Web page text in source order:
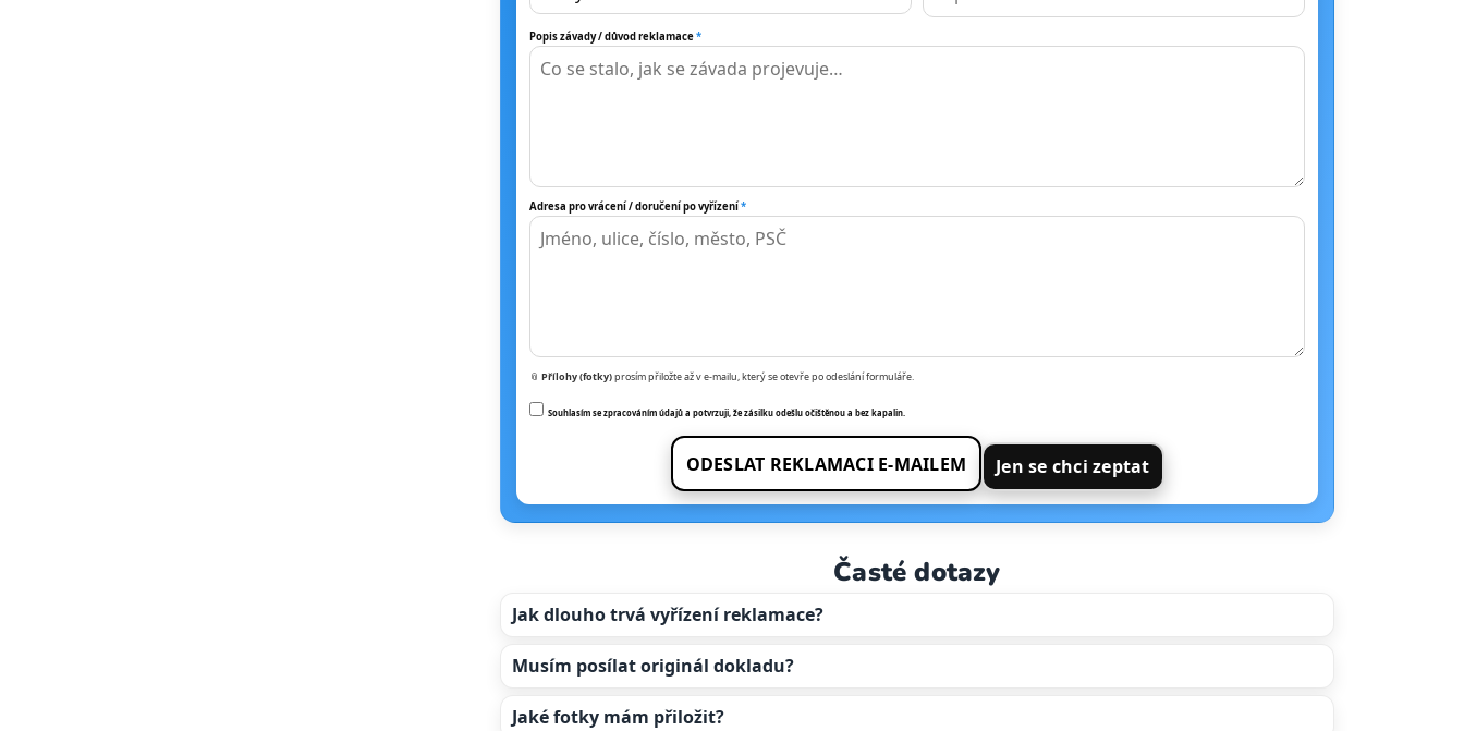
Popis závady / důvod reklamace*
Adresa pro vrácení / doručení po vyřízení*
📎 Přílohy (fotky)prosím přiložte až v e-mailu, který se otevře po odeslání formuláře.
Souhlasím se zpracováním údajů a potvrzuji, že zásilku odešlu očištěnou a bez kapalin.
ODESLAT REKLAMACI E-MAILEM Jen se chci zeptat
Časté dotazy
Jak dlouho trvá vyřízení reklamace?
Musím posílat originál dokladu?
Jaké fotky mám přiložit?